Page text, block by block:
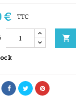
€ TTC
